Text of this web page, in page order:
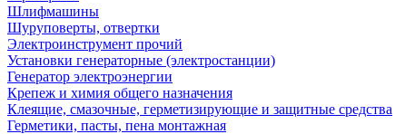
Шлифмашины
Шуруповерты, отвертки
Электроинструмент прочий
Установки генераторные (электростанции)
Генератор электроэнергии
Крепеж и химия общего назначения
Клеящие, смазочные, герметизирующие и защитные средства
Герметики, пасты, пена монтажная